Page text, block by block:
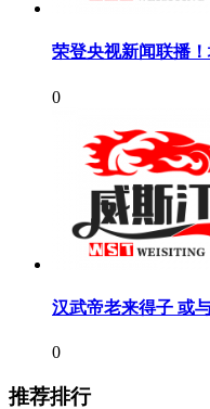
荣登央视新闻联播
0
汉武帝老来得子 或
0
推荐排行